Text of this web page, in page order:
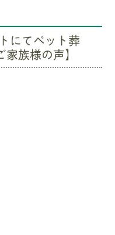
にてペット葬
族様の声】